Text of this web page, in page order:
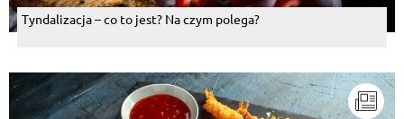
Tyndalizacja – co to jest? Na czym polega?